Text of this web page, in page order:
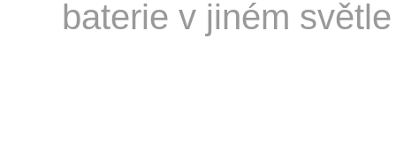
baterie v jiném